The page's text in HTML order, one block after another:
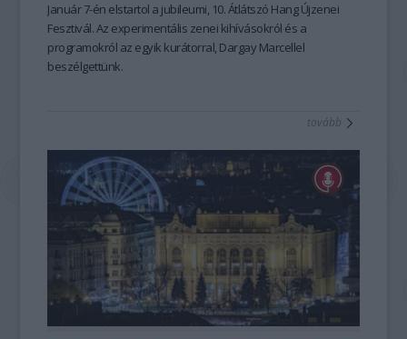
Január 7-én elstartol a jubileumi, 10. Átlátszó Hang Újzenei
Fesztivál. Az experimentális zenei kihívásokról és a
programokról az egyik kurátorral, Dargay Marcellel
beszélgettünk.
tovább